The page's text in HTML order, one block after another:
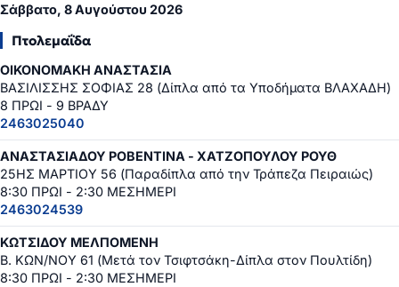
Σάββατο, 8 Αυγούστου 2026
Πτολεμαΐδα
ΟΙΚΟΝΟΜΑΚΗ ΑΝΑΣΤΑΣΙΑ
ΒΑΣΙΛΙΣΣΗΣ ΣΟΦΙΑΣ 28 (Δίπλα από τα Υποδήματα ΒΛΑΧΑΔΗ)
8 ΠΡΩΙ - 9 ΒΡΑΔΥ
2463025040
ΑΝΑΣΤΑΣΙΑΔΟΥ ΡΟΒΕΝΤΙΝΑ - ΧΑΤΖΟΠΟΥΛΟΥ ΡΟΥΘ
25ΗΣ ΜΑΡΤΙΟΥ 56 (Παραδίπλα από την Τράπεζα Πειραιώς)
8:30 ΠΡΩΙ - 2:30 ΜΕΣΗΜΕΡΙ
2463024539
ΚΩΤΣΙΔΟΥ ΜΕΛΠΟΜΕΝΗ
Β. ΚΩΝ/ΝΟΥ 61 (Μετά τον Τσιφτσάκη-Δίπλα στον Πουλτίδη)
8:30 ΠΡΩΙ - 2:30 ΜΕΣΗΜΕΡΙ